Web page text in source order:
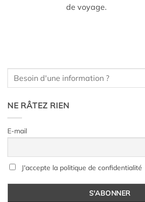
de voyage.
NE RÂTEZ RIEN
E-mail
J'accepte la politique de confidentialité